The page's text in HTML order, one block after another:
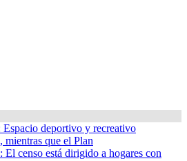
Espacio deportivo y recreativo
mientras que el Plan
: El censo está dirigido a hogares con